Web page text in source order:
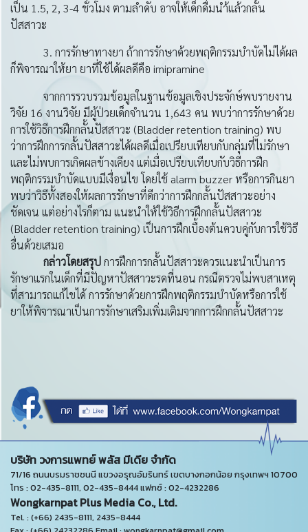
เป็น 1.5, 2, 3-4 ชั่วโมง ตามลำดับ อาจให้เด็กดื่มนำ้แล้วกลั้น
ปัสสาวะ
3. การรักษาทางยา ถ้าการรักษาด้วยพฤติกรรมบำบัดไม่ได้ผล
ก็พิจารณาให้ยา ยาที่ใช้ได้ผลดีคือ imipramine
จากการรวบรวมข้อมูลในฐานข้อมูลเชิงประจักษ์พบรายงาน
วิจัย 16 งานวิจัย มีผู้ป่วยเด็กจำนวน 1,643 คน พบว่าการรักษาด้วย
การใช้วิธีการฝึกกลั้นปัสสาวะ (Bladder retention training) พบ
ว่าการฝึกการกลั้นปัสสาวะได้ผลดีเมื่อเปรียบเทียบกับกลุ่มที่ไม่รักษา
และไม่พบการเกิดผลข้างเคียง แต่เมื่อเปรียบเทียบกับวิธีการฝึก
พฤติกรรมบำบัดแบบมีเงื่อนไข โดยใช้ alarm buzzer หรือการกินยา
พบว่าวิธีทั้งสองให้ผลการรักษาที่ดีกว่าการฝึกกลั้นปัสสาวะอย่าง
ชัดเจน แต่อย่างไรก็ตาม แนะนำให้ใช้วิธีการฝึกกลั้นปัสสาวะ
(Bladder retention training) เป็นการฝึกเบื้องต้นควบคู่กับการใช้วิธี
อื่นด้วยเสมอ
กล่าวโดยสรุปการฝึกการกลั้นปัสสาวะควรแนะนำเป็นการ
รักษาแรกในเด็กที่มีปัญหาปัสสาวะรดที่นอน กรณีตรวจไม่พบสาเหตุ
ที่สามารถแก้ไขได้ การรักษาด้วยการฝึกพฤติกรรมบำบัดหรือการใช้
ยาให้พิจารณาเป็นการรักษาเสริมเพิ่มเติมจากการฝึกกลั้นปัสสาวะ
บริษัท วงการแพทย์ พลัส มีเดีย จำกัด
71/16 ถนนบรมราชชนนี แขวงอรุณอัมรินทร์ เขตบางกอกน้อย กรุงเทพฯ 10700
โทร : 02-435-8111, 02-435-8444 แฟกซ์ : 02-4232286
Wongkarnpat Plus Media Co., Ltd.
Tel. : (+66) 2435-8111, 2435-8444